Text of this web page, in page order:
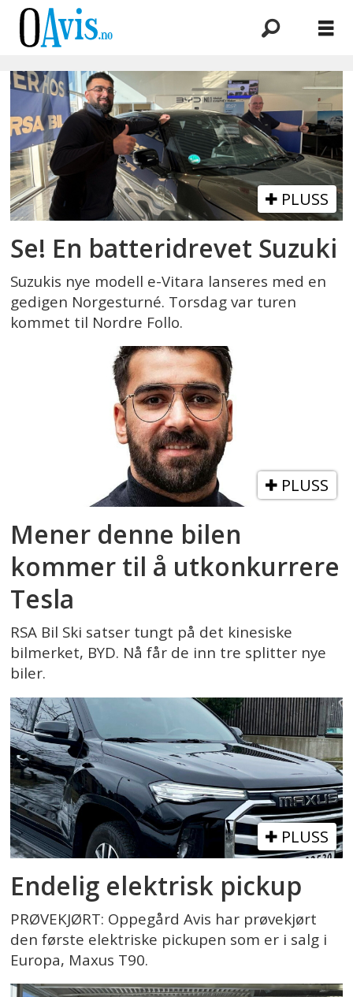
Emne:
rsa
PLUSS
Se! En batteridrevet Suzuki
Suzukis nye modell e-Vitara lanseres med en
gedigen Norgesturné. Torsdag var turen
kommet til Nordre Follo.
PLUSS
Mener denne bilen
kommer til å utkonkurrere
Tesla
RSA Bil Ski satser tungt på det kinesiske
bilmerket, BYD. Nå får de inn tre splitter nye
biler.
PLUSS
Endelig elektrisk pickup
PRØVEKJØRT: Oppegård Avis har prøvekjørt
den første elektriske pickupen som er i salg i
Europa, Maxus T90.